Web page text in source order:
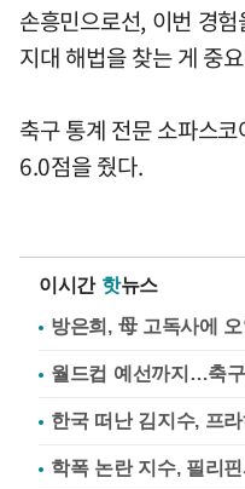
손흥민으로선, 이번 경
지대 해법을 찾는 게 중
축구 통계 전문 소파스
6.0점을 줬다.
이시간 핫뉴스
방은희, 母 고독사에
월드컵 예선까지…축
한국 떠난 김지수, 프
학폭 논란 지수, 필리